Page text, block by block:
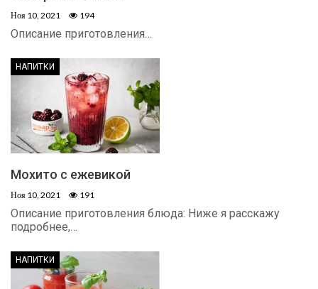
Ноя 10, 2021 194
Описание приготовления…
НАПИТКИ
Мохито с ежевикой
Ноя 10, 2021 191
Описание приготовления блюда: Ниже я расскажу
подробнее,…
НАПИТКИ